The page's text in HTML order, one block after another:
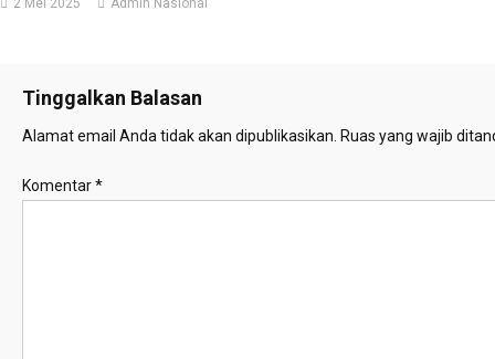
2 Mei 2025 Admin Nasional
Tinggalkan Balasan
Alamat email Anda tidak akan dipublikasikan. Ruas yang wajib
Komentar*